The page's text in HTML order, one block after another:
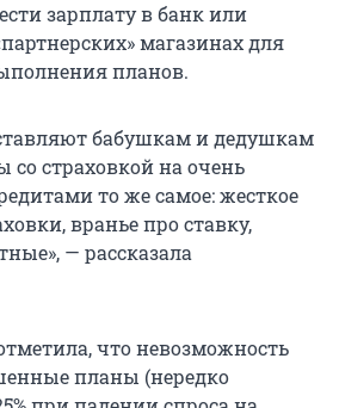
зарплату в банк или
магазинах для
планов.
бабушкам и дедушкам
страховкой на очень
то же самое: жесткое
вранье про ставку,
— рассказала
что невозможность
планы (нередко